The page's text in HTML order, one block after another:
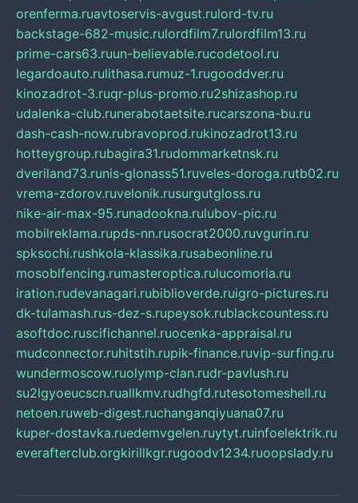
orenferma.ruavtoservis-avgust.rulord-tv.ru
backstage-682-music.rulordfilm7.rulordfilm13.ru
prime-cars63.ruun-believable.rucodetool.ru
legardoauto.rulithasa.rumuz-1.rugooddver.ru
kinozadrot-3.ruqr-plus-promo.ru2shizashop.ru
udalenka-club.runerabotaetsite.rucarszona-bu.ru
dash-cash-now.rubravoprod.rukinozadrot13.ru
hotteygroup.rubagira31.rudommarketnsk.ru
dveriland73.runis-glonass51.ruveles-doroga.rutb02.ru
vrema-zdorov.ruvelonik.rusurgutgloss.ru
nike-air-max-95.runadookna.rulubov-pic.ru
mobilreklama.rupds-nn.rusocrat2000.ruvgurin.ru
spksochi.rushkola-klassika.rusabeonline.ru
mosoblfencing.rumasteroptica.rulucomoria.ru
iration.rudevanagari.rubiblioverde.ruigro-pictures.ru
dk-tulamash.rus-dez-s.rupeysok.rublackcountess.ru
asoftdoc.ruscifichannel.ruocenka-appraisal.ru
mudconnector.ruhitstih.rupik-finance.ruvip-surfing.ru
wundermoscow.ruolymp-clan.rudr-pavlush.ru
su2lgyoeucscn.ruallkmv.rudhgfd.rutesotomeshell.ru
netoen.ruweb-digest.ruchanganqiyuana07.ru
kuper-dostavka.ruedemvgelen.ruytyt.ruinfoelektrik.ru
everafterclub.orgkirillkgr.rugoodv1234.ruoopslady.ru